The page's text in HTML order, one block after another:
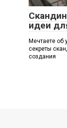
идеи
Мечтаете об
секреты
создания